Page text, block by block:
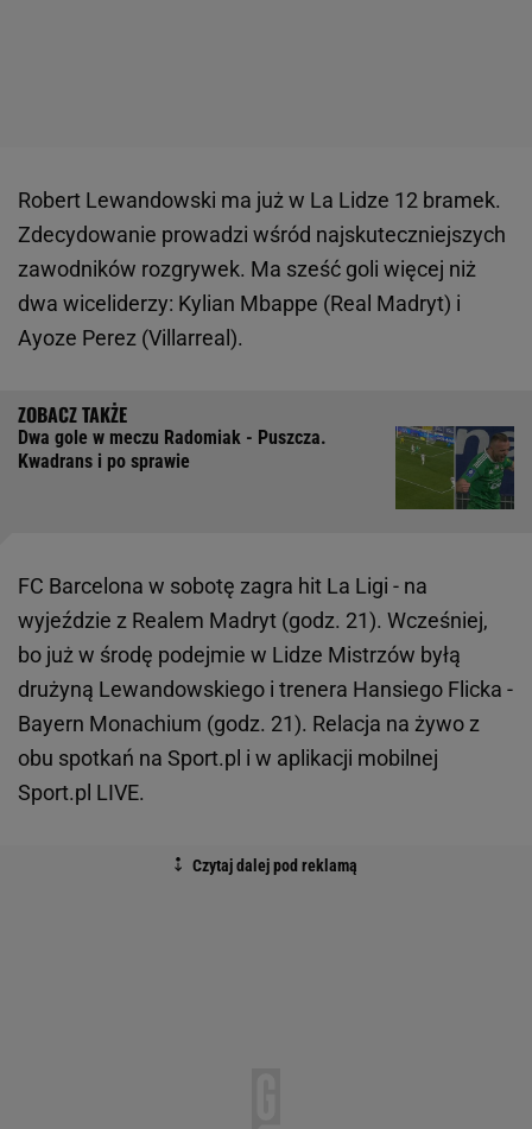
Robert Lewandowski ma już w La Lidze 12 bramek.
Zdecydowanie prowadzi wśród najskuteczniejszych
zawodników rozgrywek. Ma sześć goli więcej niż
dwa wiceliderzy: Kylian Mbappe (Real Madryt) i
Ayoze Perez (Villarreal).
Dwa gole w meczu Radomiak - Puszcza.
Kwadrans i po sprawie
FC Barcelona w sobotę zagra hit La Ligi - na
wyjeździe z Realem Madryt (godz. 21). Wcześniej,
bo już w środę podejmie w Lidze Mistrzów byłą
drużyną Lewandowskiego i trenera Hansiego Flicka -
Bayern Monachium (godz. 21). Relacja na żywo z
obu spotkań na Sport.pl i w aplikacji mobilnej
Sport.pl LIVE.